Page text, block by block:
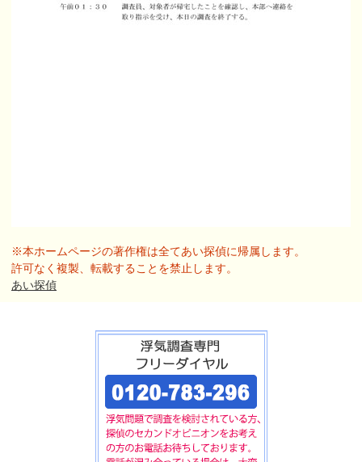
※本ホームページの著作権は全てあい探偵に帰属します。
許可なく複製、転載することを禁止します。
あい探偵